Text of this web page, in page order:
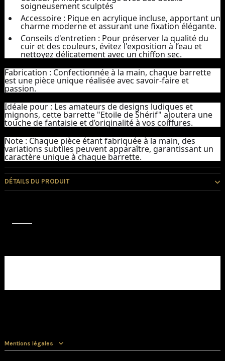
soigneusement sculptés
Accessoire : Pique en acrylique incluse, apportant un
charme moderne et assurant une fixation élégante.
Conseils d'entretien : Pour préserver la qualité du
cuir et des couleurs, évitez l'exposition à l’eau et
nettoyez délicatement avec un chiffon sec.
Fabrication : Confectionnée à la main, chaque barrette
est une pièce unique réalisée avec savoir-faire et
passion.
Idéale pour : Les amateurs de designs ludiques et
mignons, cette barrette "Etoile de Shérif" ajoutera une
touche de fantaisie et d’originalité à vos coiffures.
Note : Chaque pièce étant fabriquée à la main, des
variations subtiles peuvent apparaître, garantissant un
caractère unique à chaque barrette.
DÉTAILS DU PRODUIT
Mentions légales